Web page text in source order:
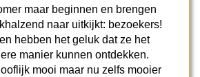
maar beginnen en brengen
naar uitkijkt: bezoekers!
hebben het geluk dat ze het
manier kunnen ontdekken.
mooi maar nu zelfs mooier